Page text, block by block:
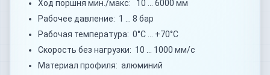
Ход поршня мин./макс: 10 … 6000 мм
Рабочее давление: 1 … 8 бар
Рабочая температура: 0°C … +70°C
Скорость без нагрузки: 10 … 1000 мм/с
Материал профиля: алюминий